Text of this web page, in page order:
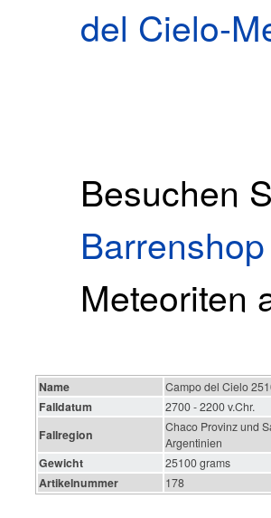
del Cielo-
Besuchen
Barrenshop
Meteoriten
Name Campo del Cielo
Falldatum 2700 - 2200 v.Chr.
Fallregion
Chaco Provinz und
Argentinien
Gewicht 25100 grams
Artikelnummer 178